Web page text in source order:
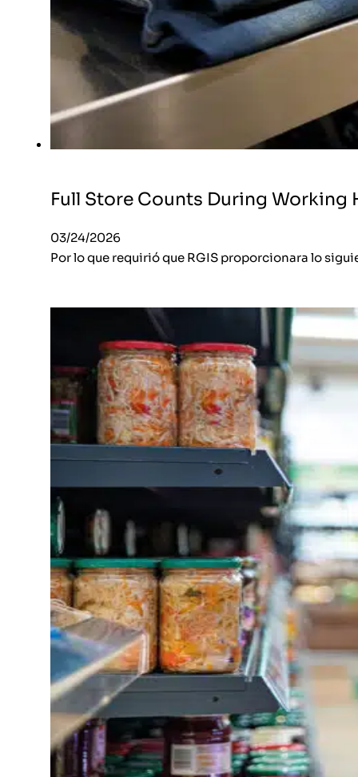
Full Store Counts During Working
03/24/2026
Por lo que requirió que RGIS proporcionara lo